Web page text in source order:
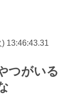
) 13:46:43.31
つがいる